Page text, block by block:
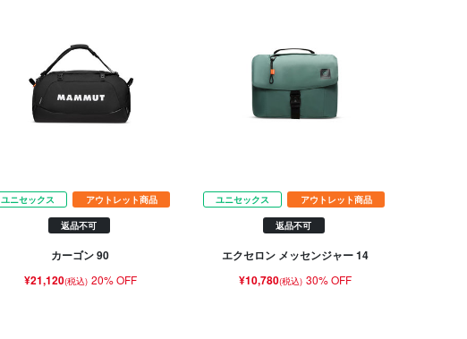
ユニセックス アウトレット商品
返品不可
カーゴン 90
¥21,120(税込) 20% OFF
ユニセックス アウトレット商品
返品不可
エクセロン メッセンジャー 14
¥10,780(税込) 30% OFF